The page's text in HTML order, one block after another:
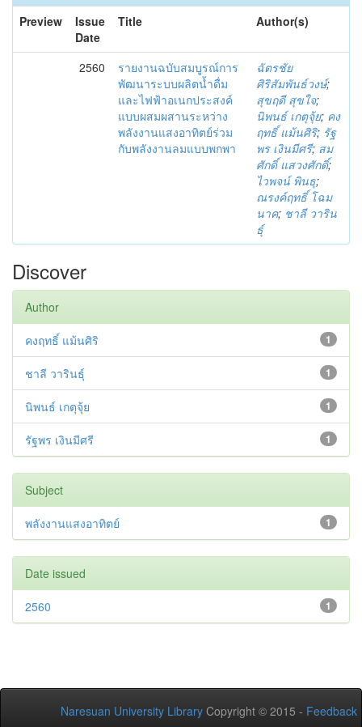
Preview
Issue
Date
Title Author(s)
2560
รายงานฉบับสมบูรณ์การ
พัฒนาระบบผลิตน้ำดื่ม
และไฟฟ้าอเนกประสงค์
แบบผสมผสานระหว่าง
พลังงานแสงอาทิตย์ร่วม
กับพลังงานลมแบบพกพา
ฉัตรชัย
ศิริสัมพันธ์วงษ์;
สุขฤดี สุขใจ;
นิพนธ์ เกตุจุ้ย; คง
ฤทธิ์ แม้นศิริ; รัฐ
พร เงินมีศรี; สม
ศักดิ์ แสวงศักดิ์;
ไวพจน์ พินธุ;
ณรงค์ฤทธิ์ โฉม
นาค; ชาลี วาริน
ธุ์
Discover
Author
1
คงฤทธิ์ แม้นศิริ
1
ชาลี วารินธุ์
1
นิพนธ์ เกตุจุ้ย
1
รัฐพร เงินมีศรี
Subject
1
พลังงานแสงอาทิตย์
Date issued
1
2560
Naresuan University Library Copyright © 2015 - Feedback